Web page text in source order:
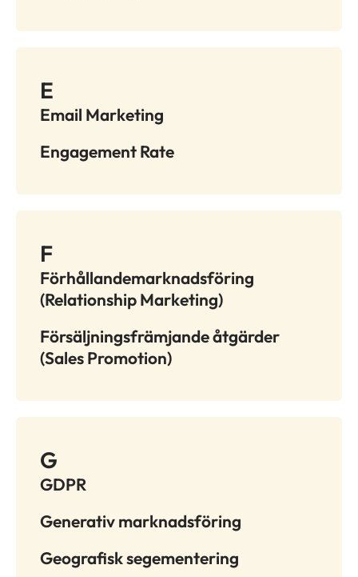
E
Email Marketing
Engagement Rate
F
Förhållandemarknadsföring
(Relationship Marketing)
Försäljningsfrämjande åtgärder
(Sales Promotion)
G
GDPR
Generativ marknadsföring
Geografisk segementering